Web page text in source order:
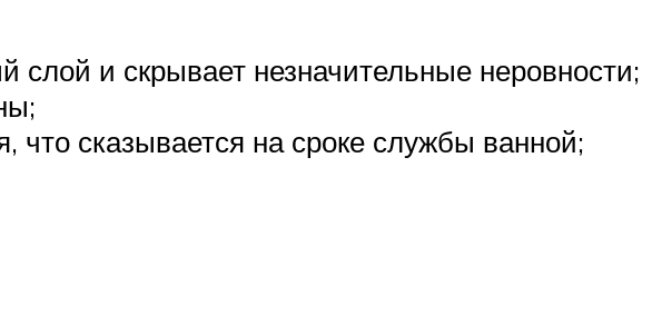
слой и скрывает незначительные неровности;
что сказывается на сроке службы ванной;